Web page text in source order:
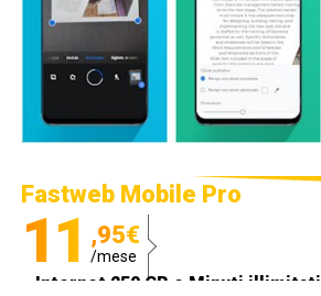
Fastweb Mobile Pro
11 ,95€
/mese
Internet 250 GB e Minuti illimitati